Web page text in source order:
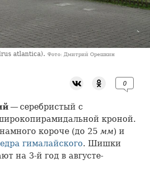
atlantica). Фото: Дмитрий Орешкин
0
— серебристый с
кроной.
короче (до 25 мм) и
гималайского. Шишки
на 3-й год в августе-